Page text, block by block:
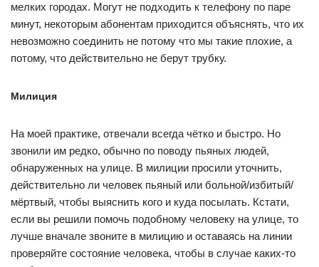
мелких городах. Могут не подходить к телефону по паре
минут, некоторым абонентам приходится объяснять, что их
невозможно соединить не потому что мы такие плохие, а
потому, что действительно не берут трубку.
Милиция
На моей практике, отвечали всегда чётко и быстро. Но
звонили им редко, обычно по поводу пьяных людей,
обнаруженных на улице. В милиции просили уточнить,
действительно ли человек пьяный или больной/избитый/
мёртвый, чтобы выяснить кого и куда посылать. Кстати,
если вы решили помочь подобному человеку на улице, то
лучше вначале звоните в милицию и оставаясь на линии
проверяйте состояние человека, чтобы в случае каких-то